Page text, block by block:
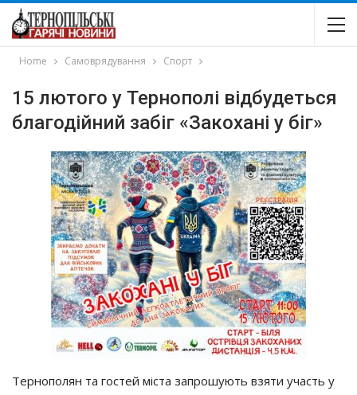
Home Самоврядування Спорт
15 лютого у Тернополі відбудеться
благодійний забіг «Закохані у біг»
Тернополян та гостей міста запрошують взяти участь у